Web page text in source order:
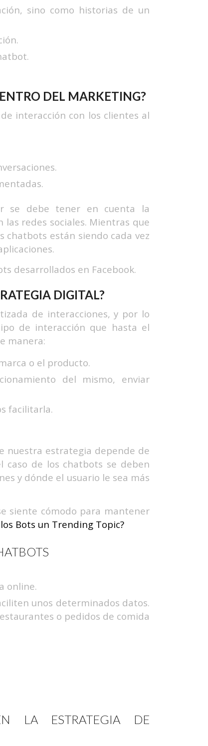
sino como historias de un
DEL MARKETING?
interacción con los clientes al
se debe tener en cuenta la
redes sociales. Mientras que
chatbots están siendo cada vez
desarrollados en Facebook.
DIGITAL?
de interacciones, y por lo
de interacción que hasta el
manera:
o el producto.
del mismo, enviar
facilitarla.
nuestra estrategia depende de
caso de los chatbots se deben
y dónde el usuario le sea más
siente cómodo para mantener
Bots un Trending Topic?
online.
unos determinados datos.
o pedidos de comida
LA ESTRATEGIA DE